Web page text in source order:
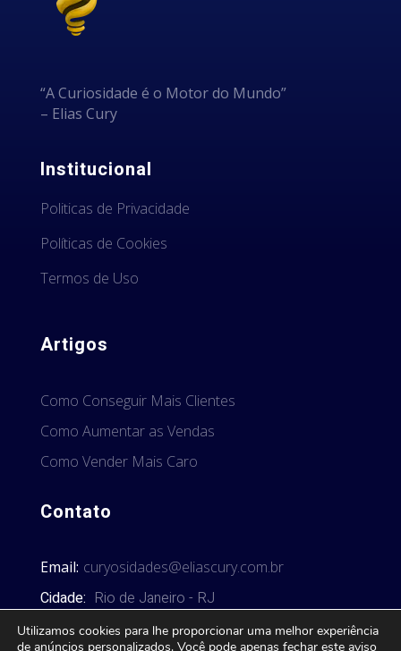
“A Curiosidade é o Motor do Mundo”
– Elias Cury
Institucional
Politicas de Privacidade
Políticas de Cookies
Termos de Uso
Artigos
Como Conseguir Mais Clientes
Como Aumentar as Vendas
Como Vender Mais Caro
Contato
Email: curyosidades@eliascury.com.br
Cidade: Rio de Janeiro - RJ
Utilizamos cookies para lhe proporcionar uma melhor experiência
de anúncios personalizados. Você pode apenas fechar este aviso